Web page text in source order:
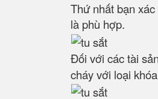
Thứ nhất bạn
là phù hợp.
Đối với các tài
cháy với loại